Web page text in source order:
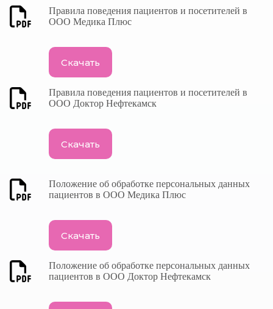
Правила поведения пациентов и посетителей в
ООО Медика Плюс
Скачать
Правила поведения пациентов и посетителей в
ООО Доктор Нефтекамск
Скачать
Положение об обработке персональных данных
пациентов в ООО Медика Плюс
Скачать
Положение об обработке персональных данных
пациентов в ООО Доктор Нефтекамск